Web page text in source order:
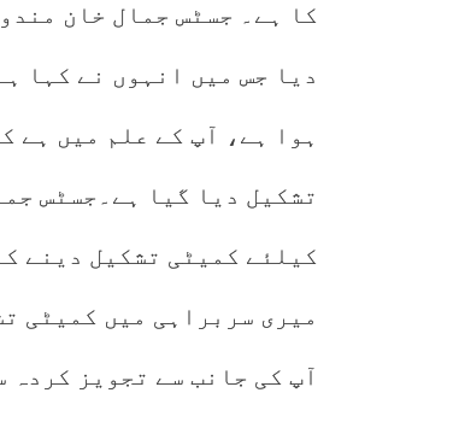
کا ہے۔ جسٹس جمال خان
تشکیل دیا گیا ہے۔جسٹس
کیلئے کمیٹی تشکیل دینے
میری سربراہی میں کمیٹی
آپ کی جانب سے تجویز